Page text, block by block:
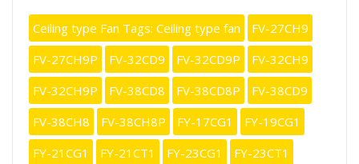
Ceiling type Fan Tags: Ceiling type fan
FV-27CH9
FV-27CH9P
FV-32CD9 FV-32CD9P
FV-32CH9
FV-32CH9P
FV-38CD8 FV-38CD8P
FV-38CD9
FV-38CH8
FV-38CH8P FY-17CG1
FY-19CG1
FY-21CG1
FY-21CT1 FY-23CG1
FY-23CT1